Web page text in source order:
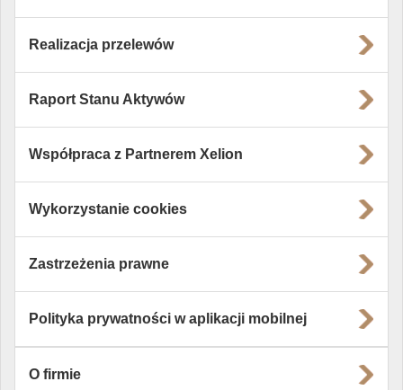
Realizacja przelewów
Raport Stanu Aktywów
Współpraca z Partnerem Xelion
Wykorzystanie cookies
Zastrzeżenia prawne
Polityka prywatności w aplikacji mobilnej
O firmie